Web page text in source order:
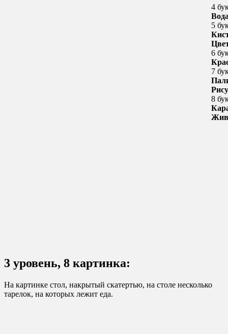
4
5
6
7
8
3 уровень, 8 картинка:
На картинке стол, накрытый скатертью, на столе несколько
тарелок, на которых лежит еда.